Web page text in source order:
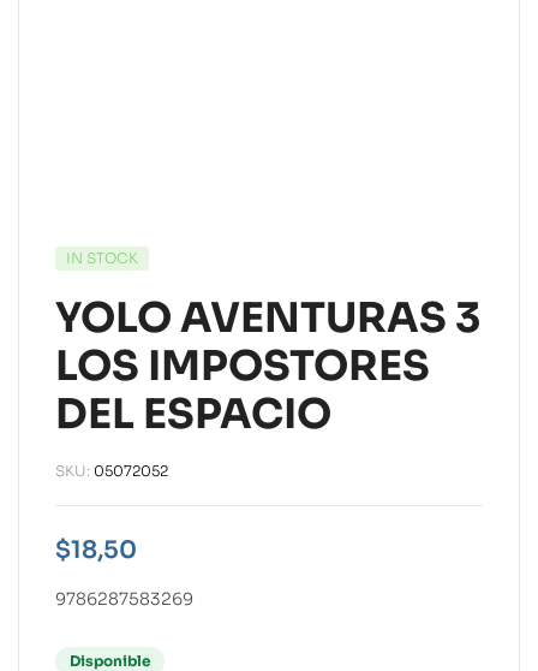
IN STOCK
YOLO AVENTURAS 3
LOS IMPOSTORES
DEL ESPACIO
SKU: 05072052
$18,50
9786287583269
Disponible